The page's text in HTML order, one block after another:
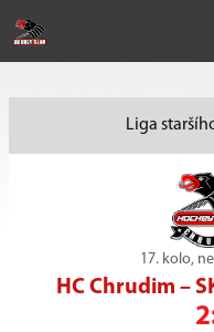
Liga
17. kolo,
HC Chrudim –